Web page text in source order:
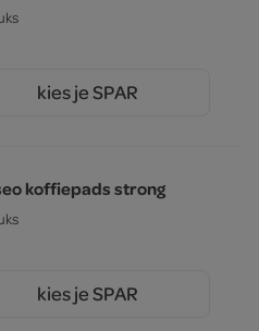
kies je SPAR
koffiepads strong
kies je SPAR